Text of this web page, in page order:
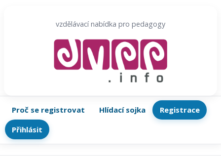
vzdělávací nabídka pro pedagogy
Proč se registrovat Hlídací sojka
Registrace
Přihlásit